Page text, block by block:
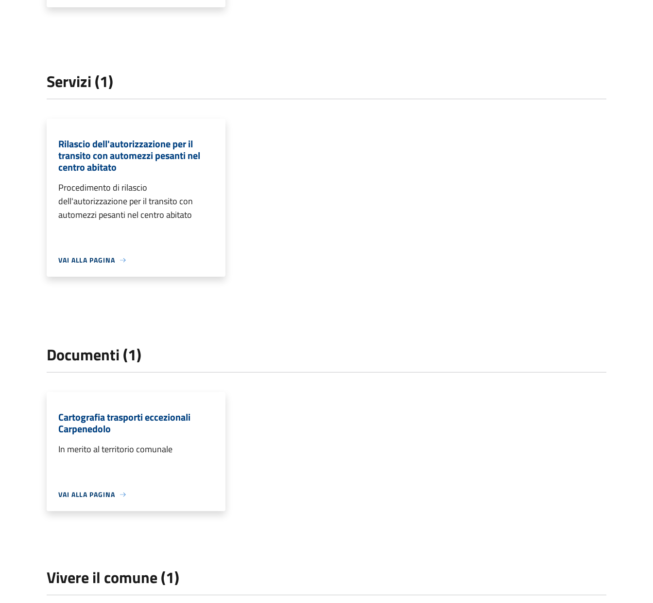
Servizi (1)
Rilascio dell'autorizzazione per il
transito con automezzi pesanti nel
centro abitato
Procedimento di rilascio
dell'autorizzazione per il transito con
automezzi pesanti nel centro abitato
VAI ALLA PAGINA
Documenti (1)
Cartografia trasporti eccezionali
Carpenedolo
In merito al territorio comunale
VAI ALLA PAGINA
Vivere il comune (1)